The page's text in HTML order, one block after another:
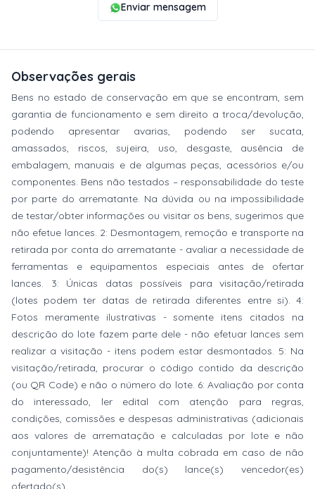
Enviar mensagem
Observações gerais
Bens no estado de conservação em que se encontram, sem
garantia de funcionamento e sem direito a troca/devolução,
podendo apresentar avarias, podendo ser sucata,
amassados, riscos, sujeira, uso, desgaste, ausência de
embalagem, manuais e de algumas peças, acessórios e/ou
componentes. Bens não testados – responsabilidade do teste
por parte do arrematante. Na dúvida ou na impossibilidade
de testar/obter informações ou visitar os bens, sugerimos que
não efetue lances. 2: Desmontagem, remoção e transporte na
retirada por conta do arrematante - avaliar a necessidade de
ferramentas e equipamentos especiais antes de ofertar
lances. 3: Únicas datas possíveis para visitação/retirada
(lotes podem ter datas de retirada diferentes entre si). 4:
Fotos meramente ilustrativas - somente itens citados na
descrição do lote fazem parte dele - não efetuar lances sem
realizar a visitação - itens podem estar desmontados. 5: Na
visitação/retirada, procurar o código contido da descrição
(ou QR Code) e não o número do lote. 6: Avaliação por conta
do interessado, ler edital com atenção para regras,
condições, comissões e despesas administrativas (adicionais
aos valores de arrematação e calculadas por lote e não
conjuntamente)! Atenção à multa cobrada em caso de não
pagamento/desistência do(s) lance(s) vencedor(es)
ofertado(s).